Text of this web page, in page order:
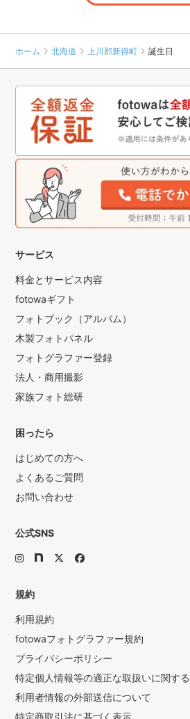
ホーム 北海道 上川郡新得町 誕生日
サービス
料金とサービス内容
fotowaギフト
フォトブック（アルバム）
木製フォトパネル
フォトグラファー登録
法人・商用撮影
家族フォト総研
困ったら
はじめての方へ
よくあるご質問
お問い合わせ
公式SNS
規約
利用規約
fotowaフォトグラファー規約
プライバシーポリシー
特定個人情報等の適正な取扱いに関す
利用者情報の外部送信について